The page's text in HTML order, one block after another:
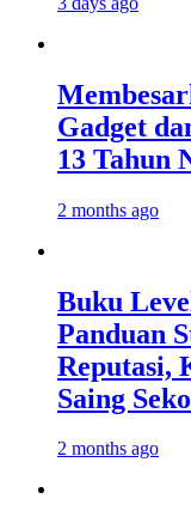
Gadget
13 Tahun
2 months ago
Buku
Panduan
Reputasi,
Saing
2 months ago